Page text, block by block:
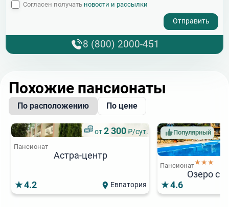
Согласен получать новости и рассылки
8 (800) 2000-451
Похожие пансионаты
По расположению По цене
от2 300₽/сут.
Пансионат
Астра-центр
4.2 Евпатория
Популярный
Пансионат★★★
Озеро
4.6